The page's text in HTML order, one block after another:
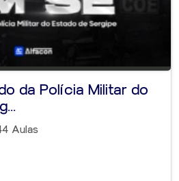
da Polícia Militar do
Aulas